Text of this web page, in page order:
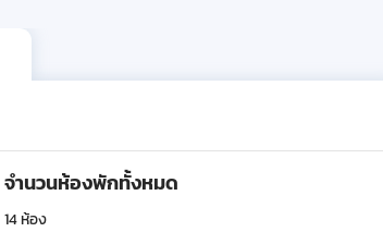
จำนวนห้องพักทั้งหมด
14 ห้อง